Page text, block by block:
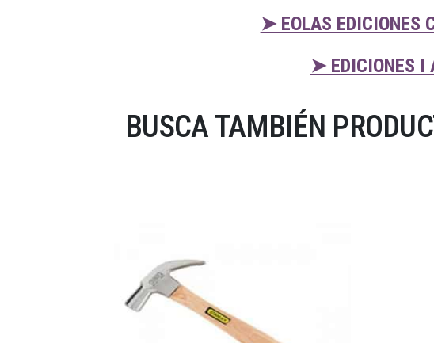
➤ EOLAS EDICIONES
➤ EDICIONES I
BUSCA TAMBIÉN